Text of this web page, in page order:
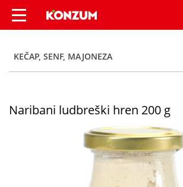
Naribani ludbreški hren
KEČAP, SENF, MAJONEZA
Naribani ludbreški hren 200 g